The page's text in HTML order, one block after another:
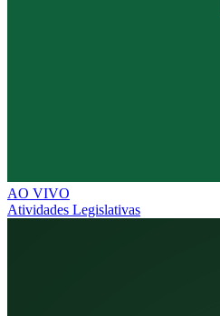
AO VIVO
Atividades Legislativas